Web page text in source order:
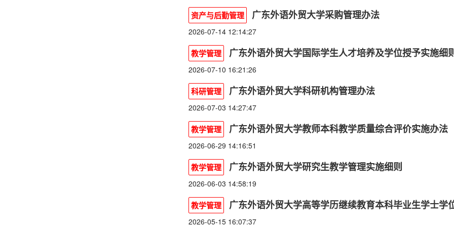
资产与后勤管理 广东外语外贸大学采购管理办法
2026-07-14 12:14:27
教学管理 广东外语外贸大学国际学生人才培养及学位授予实施细
2026-07-10 16:21:26
科研管理 广东外语外贸大学科研机构管理办法
2026-07-03 14:27:47
教学管理 广东外语外贸大学教师本科教学质量综合评价实施办法
2026-06-29 14:16:51
教学管理 广东外语外贸大学研究生教学管理实施细则
2026-06-03 14:58:19
教学管理 广东外语外贸大学高等学历继续教育本科毕业生学士学
2026-05-15 16:07:37